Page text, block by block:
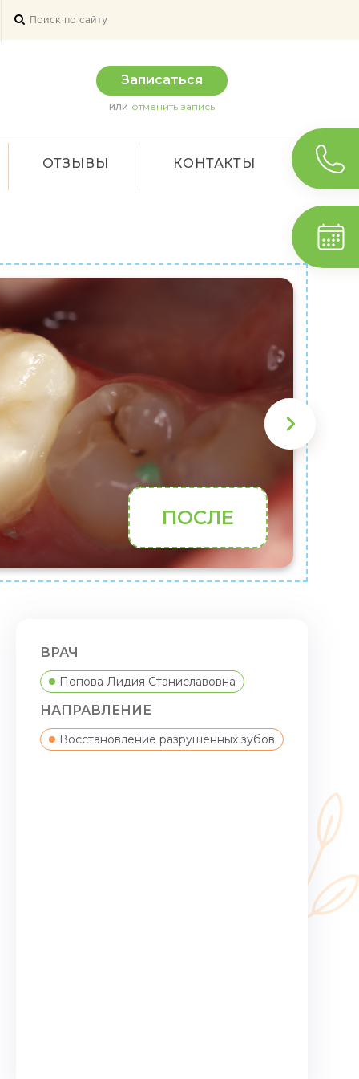
Записаться
или отменить запись
ОТЗЫВЫ КОНТАКТЫ
ПОСЛЕ
ВРАЧ
Попова Лидия Станиславовна
НАПРАВЛЕНИЕ
Восстановление разрушенных зубов